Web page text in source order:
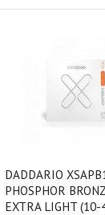
DADDARIO
PHOSPHOR
EXTRA LIGHT (10-